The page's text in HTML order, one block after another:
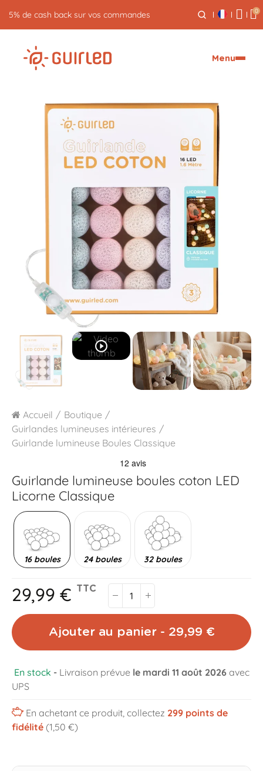
Retour gratuit pendant 30 jours
0
Menu
play_circle_outline
Accueil
Boutique
Guirlandes lumineuses intérieures
Guirlande lumineuse Boules Classique
Guirlande lumineuse boules coton LED
Licorne Classique
16 boules 24 boules 32 boules
29,99 € TTC
Ajouter au panier - 29,99 €
En stock - Livraison prévue le mardi 11 août 2026 avec
UPS
En achetant ce produit, collectez 299points de
fidélité (1,50 €)